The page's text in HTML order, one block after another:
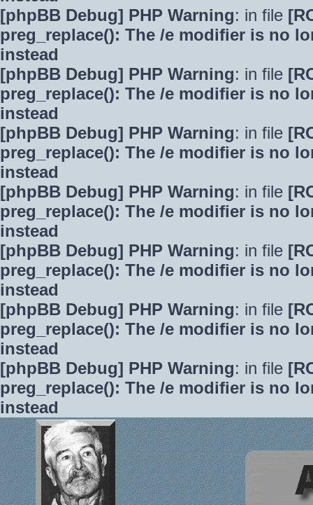
[phpBB Debug] PHP Warning: in file
preg_replace(): The /e modifier is no
instead
[phpBB Debug] PHP Warning: in file
preg_replace(): The /e modifier is no
instead
[phpBB Debug] PHP Warning: in file
preg_replace(): The /e modifier is no
instead
[phpBB Debug] PHP Warning: in file
preg_replace(): The /e modifier is no
instead
[phpBB Debug] PHP Warning: in file
preg_replace(): The /e modifier is no
instead
[phpBB Debug] PHP Warning: in file
preg_replace(): The /e modifier is no
instead
[phpBB Debug] PHP Warning: in file
preg_replace(): The /e modifier is no
instead